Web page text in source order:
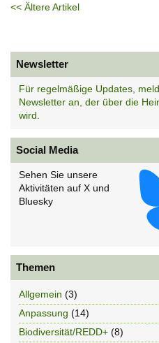
<< Ältere Artikel
Newsletter
Für regelmäßige Updates,
Newsletter an, der über die
wird.
Social Media
Sehen Sie unsere
Aktivitäten auf X und
Bluesky
Themen
Allgemein (3)
Anpassung (14)
Biodiversität/REDD+ (8)